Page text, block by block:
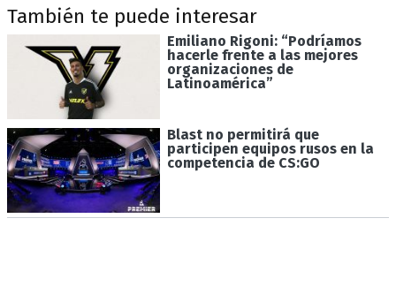
También te puede interesar
Emiliano Rigoni: “Podríamos
hacerle frente a las mejores
organizaciones de
Latinoamérica”
Blast no permitirá que
participen equipos rusos en la
competencia de CS:GO